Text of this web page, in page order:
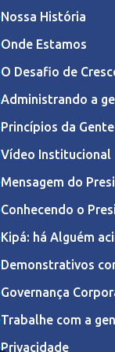
Nossa História
Onde Estamos
O Desafio de
Administrando a
Princípios da Gente
Vídeo Institucional
Mensagem do
Conhecendo o
Kipá: há Alguém
Demonstrativos
Governança
Trabalhe com a
Privacidade